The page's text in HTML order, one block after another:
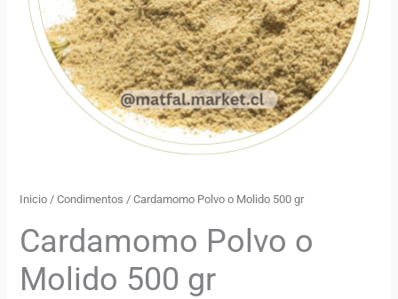
Inicio /Condimentos / Cardamomo Polvo o Molido 500 gr
Cardamomo Polvo o
Molido 500 gr